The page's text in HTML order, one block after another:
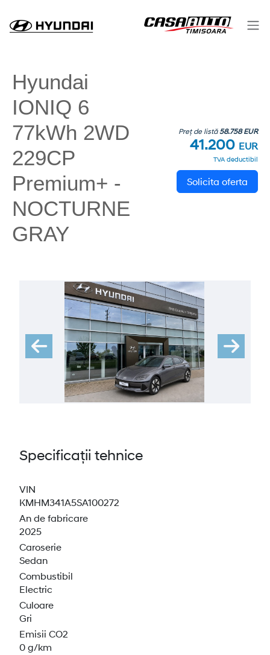
Hyundai
IONIQ 6
77kWh 2WD
229CP
Premium+ -
NOCTURNE
GRAY
Preț de listă58.758 EUR
41.200 EUR
TVA deductibil
Solicita oferta
Specificații tehnice
VIN
KMHM341A5SA100272
An de fabricare
2025
Caroserie
Sedan
Combustibil
Electric
Culoare
Gri
Emisii CO2
0 g/km